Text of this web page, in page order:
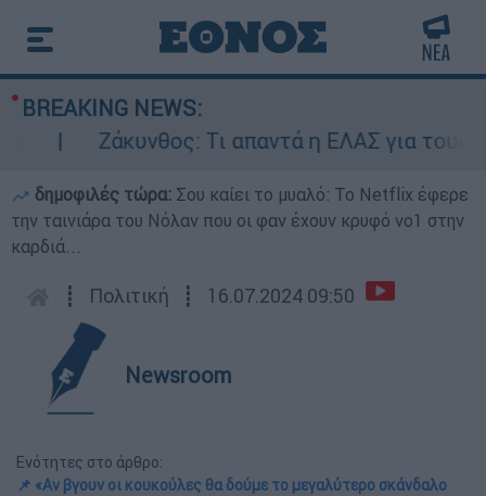
BREAKING NEWS:
Ζάκυνθος: Τι απαντά η ΕΛΑΣ για τους 8
δημοφιλές τώρα: Σου καίει το μυαλό: Το Netflix έφερε
την ταινιάρα του Νόλαν που οι φαν έχουν κρυφό νο1 στην
καρδιά...
┋ Πολιτική ┋ 16.07.2024 09:50
Newsroom
Ενότητες στο άρθρο:
📌 «Αν βγουν οι κουκούλες θα δούμε το μεγαλύτερο σκάνδαλο